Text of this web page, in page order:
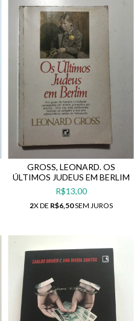
GROSS, LEONARD. OS
ÚLTIMOS JUDEUS EM BERLIM
R$13,00
2X DE R$6,50SEM JUROS